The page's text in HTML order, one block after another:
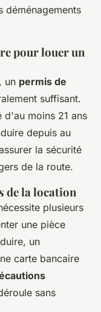
déménagements
pour louer un
un permis de
suffisant.
moins 21 ans
depuis au
la sécurité
de la route.
de la location
plusieurs
une pièce
un
carte bancaire
sans